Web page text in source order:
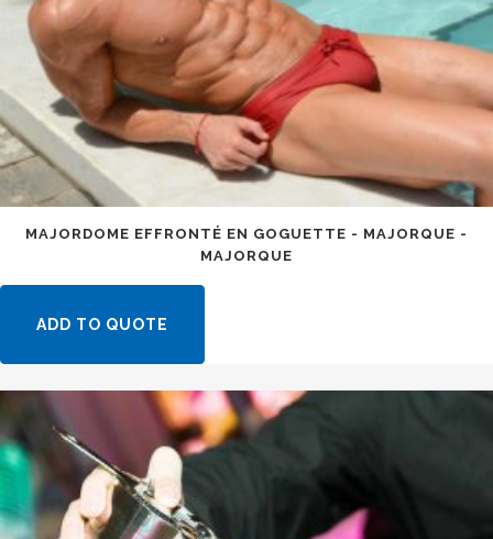
MAJORDOME EFFRONTÉ EN GOGUETTE - MAJORQUE -
MAJORQUE
ADD TO QUOTE